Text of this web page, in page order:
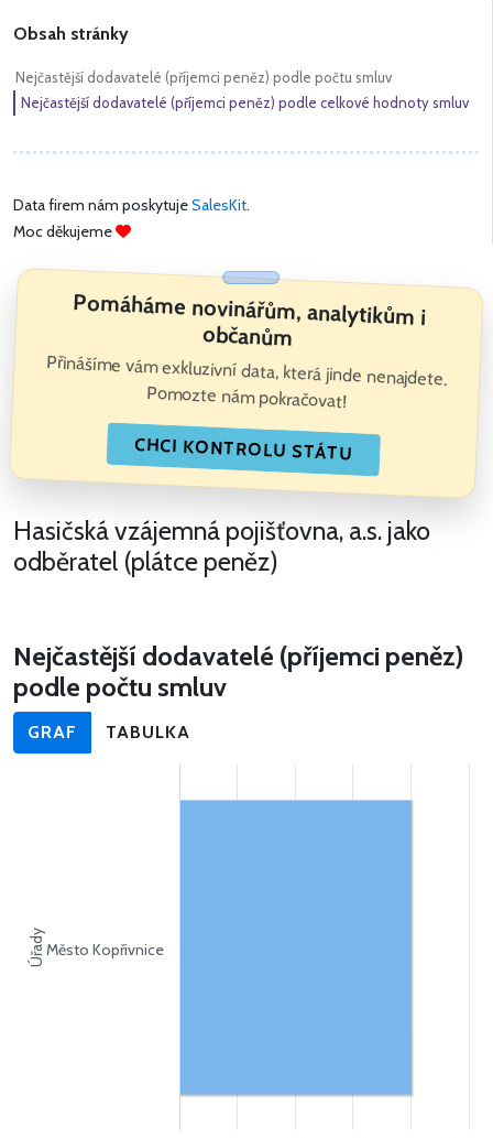
Obsah stránky
Nejčastější dodavatelé (příjemci peněz) podle počtu smluv
Nejčastější dodavatelé (příjemci peněz) podle celkové hodnoty smluv
Data firem nám poskytujeSalesKit.
Moc děkujeme
Pomáháme novinářům, analytikům i
občanům
Přinášíme vám exkluzivní data, která jinde nenajdete.
Pomozte nám pokračovat!
CHCI KONTROLU STÁTU
Hasičská vzájemná pojišťovna, a.s. jako
odběratel (plátce peněz)
Nejčastější dodavatelé (příjemci peněz)
podle počtu smluv
GRAF TABULKA
ÚřadyMěsto Kopřivnice